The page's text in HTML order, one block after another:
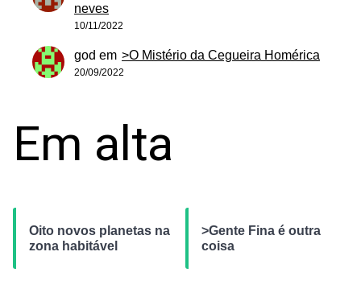
neves
10/11/2022
god em >O Mistério da Cegueira Homérica
20/09/2022
Em alta
Oito novos planetas na
zona habitável
>Gente Fina é outra
coisa